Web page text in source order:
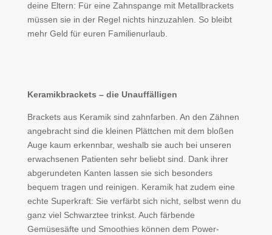
deine Eltern: Für eine Zahnspange mit Metallbrackets
müssen sie in der Regel nichts hinzuzahlen. So bleibt
mehr Geld für euren Familienurlaub.
Keramikbrackets – die Unauffälligen
Brackets aus Keramik sind zahnfarben. An den Zähnen
angebracht sind die kleinen Plättchen mit dem bloßen
Auge kaum erkennbar, weshalb sie auch bei unseren
erwachsenen Patienten sehr beliebt sind. Dank ihrer
abgerundeten Kanten lassen sie sich besonders
bequem tragen und reinigen. Keramik hat zudem eine
echte Superkraft: Sie verfärbt sich nicht, selbst wenn du
ganz viel Schwarztee trinkst. Auch färbende
Gemüsesäfte und Smoothies können dem Power-